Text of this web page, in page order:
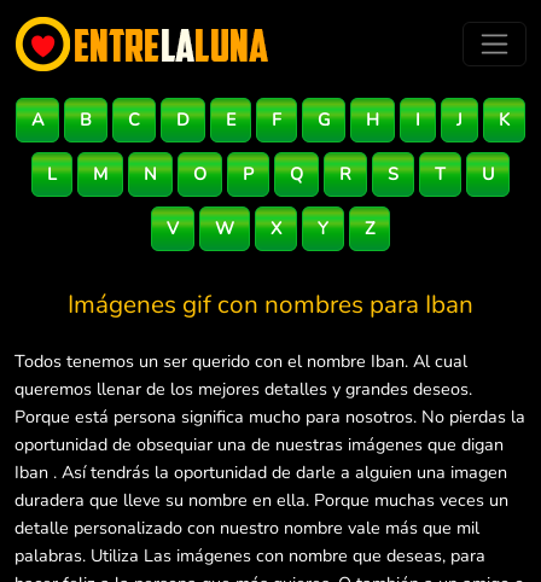
A B C D E F G H I J K
L M N O P Q R S T U
V W X Y Z
Imágenes gif con nombres para Iban
Todos tenemos un ser querido con el nombre Iban. Al cual
queremos llenar de los mejores detalles y grandes deseos.
Porque está persona significa mucho para nosotros. No pierdas la
oportunidad de obsequiar una de nuestras imágenes que digan
Iban . Así tendrás la oportunidad de darle a alguien una imagen
duradera que lleve su nombre en ella. Porque muchas veces un
detalle personalizado con nuestro nombre vale más que mil
palabras. Utiliza Las imágenes con nombre que deseas, para